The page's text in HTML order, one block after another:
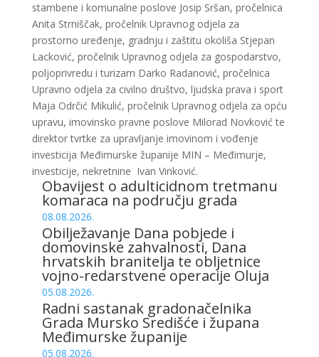
stambene i komunalne poslove Josip Sršan, pročelnica
Anita Strniščak, pročelnik Upravnog odjela za
prostorno uređenje, gradnju i zaštitu okoliša Stjepan
Lacković, pročelnik Upravnog odjela za gospodarstvo,
poljoprivredu i turizam Darko Radanović, pročelnica
Upravno odjela za civilno društvo, ljudska prava i sport
Maja Odrčić Mikulić, pročelnik Upravnog odjela za opću
upravu, imovinsko pravne poslove Milorad Novković te
direktor tvrtke za upravljanje imovinom i vođenje
investicija Međimurske županije MIN – Međimurje,
investicije, nekretnine Ivan Vinković.
Obavijest o adulticidnom tretmanu
komaraca na području grada
08.08.2026.
Obilježavanje Dana pobjede i
domovinske zahvalnosti, Dana
hrvatskih branitelja te obljetnice
vojno-redarstvene operacije Oluja
05.08.2026.
Radni sastanak gradonačelnika
Grada Mursko Središće i župana
Međimurske županije
05.08.2026.